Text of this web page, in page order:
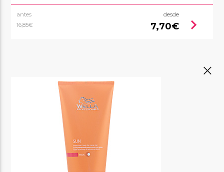
antes
16,85€
desde
7,70€ chevron_right